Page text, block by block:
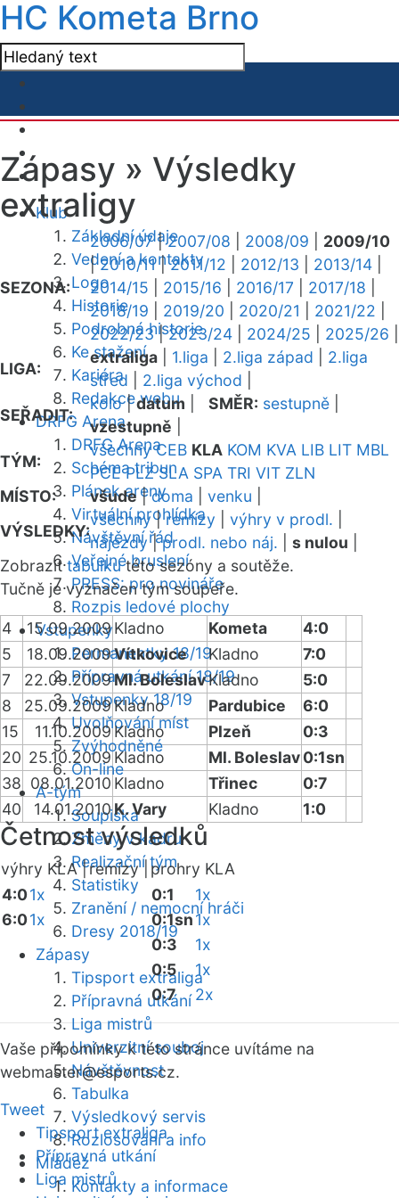
HC Kometa Brno
Klub
Základní údaje
Vedení a kontakty
Logo
Historie
Podrobná historie
Ke stažení
Kariéra
Redakce webu
DRFG Arena
DRFG Arena
Schéma tribun
Plánek areny
Virtuální prohlídka
Návštěvní řád
Veřejné bruslení
PRESS: pro novináře
Rozpis ledové plochy
Vstupenky
Permanentky 18/19
Přípravná utkání 18/19
Vstupenky 18/19
Uvolňování míst
Zvýhodněné
On-line
A-tým
Soupiska
Změny v kádru
Realizační tým
Statistiky
Zranění / nemocní hráči
Dresy 2018/19
Zápasy
Tipsport extraliga
Přípravná utkání
Liga mistrů
Univerzitní souboj
Návštěvnost
Tabulka
Výsledkový servis
Rozlosování a info
Mládež
Kontakty a informace
Zápasy » Výsledky
extraligy
SEZONA:
2006/07|2007/08 2008/09
2009/10
|2010/11|2011/12 2012/13 2013/14
2014/15
2015/16 2016/17 2017/18
2018/19
2019/20 2020/21 2021/22
2022/23|2023/24 2024/25 2025/26
LIGA:
extraliga 1.liga 2.liga západ
2.liga
střed
2.liga východ
SEŘADIT:
kolo|datum SMĚR: sestupně
vzestupně
TÝM:
všechny CEB KLA KOM KVA LIB LIT MBL
PCE PLZ SLA SPA TRI VIT ZLN
MÍSTO:
všude|doma venku
VÝSLEDKY:
všechny|remízy výhry v prodl.
nájezdy|prodl. nebo náj. s nulou
Zobrazittabulkutéto sezóny a soutěže.
Tučně je vyznačen tým soupeře.
4 15.09.2009Kladno Kometa
4:0
5
18.09.2009Vítkovice Kladno
7:0
7
22.09.2009Ml. BoleslavKladno
5:0
8
25.09.2009Kladno Pardubice
6:0
15
11.10.2009 Kladno Plzeň
0:3
20 25.10.2009Kladno Ml. Boleslav0:1sn
38 08.01.2010 Kladno Třinec
0:7
40
14.01.2010K. Vary Kladno 1:0
Četnost výsledků
výhry KLA |remízy | prohry KLA
4:01x
6:01x
0:1
1x
0:1sn1x
0:3
1x
0:5
1x
0:7
2x
Vaše připomínky k této stránce uvítáme na
webmaster@esports.cz.
Tweet
Tipsport extraliga
Přípravná utkání
Liga mistrů